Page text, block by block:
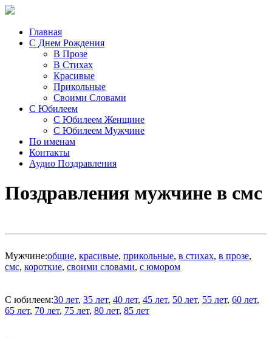
Главная
С Днем Рождения
В Прозе
В Стихах
Красивые
Прикольные
Своими Словами
С Юбилеем
С Юбилеем Женщине
С Юбилеем Мужчине
По именам
Контакты
Аудио Поздравления
Поздравления мужчине в смс
Мужчине:общие, красивые, прикольные, в стихах, в прозе,
смс, короткие, своими словами, с юмором
С юбилеем:30 лет, 35 лет, 40 лет, 45 лет, 50 лет, 55 лет, 60 лет,
65 лет, 70 лет, 75 лет, 80 лет, 85 лет